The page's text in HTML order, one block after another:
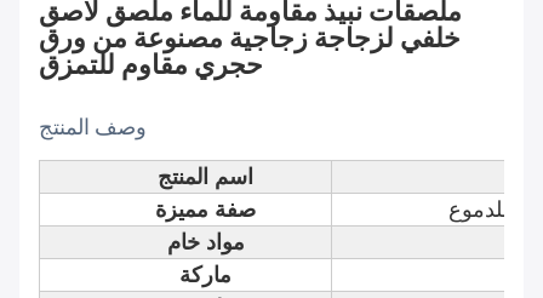
ملصقات نبيذ مقاومة للماء ملصق لاصق
خلفي لزجاجة زجاجية مصنوعة من ورق
حجري مقاوم للتمزق
وصف المنتج
اسم المنتج
صفة مميزة
للدموع
مواد خام
ماركة